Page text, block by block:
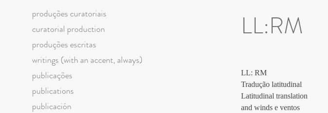
produções curatoriais
curatorial production
produções escritas
writings (with an accent, always)
publicações
publications
publicación
LL:RM
LL: RM
Tradução latitudinal
Latitudinal translation
and winds e ventos